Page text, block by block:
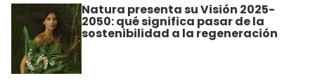
Natura presenta su Visión 2025-
2050: qué significa pasar de la
sostenibilidad a la regeneración